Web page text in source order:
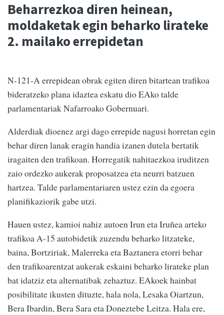
Beharrezkoa diren heinean,
moldaketak egin beharko lirateke
2. mailako errepidetan
N-121-A errepidean obrak egiten diren bitartean trafikoa
bideratzeko plana idaztea eskatu dio EAko talde
parlamentariak Nafarroako Gobernuari.
Alderdiak dioenez argi dago errepide nagusi horretan egin
behar diren lanak eragin handia izanen dutela bertatik
iragaiten den trafikoan. Horregatik nahitaezkoa iruditzen
zaio ordezko aukerak proposatzea eta neurri batzuen
hartzea. Talde parlamentariaren ustez ezin da egoera
planifikaziorik gabe utzi.
Hauen ustez, kamioi nahiz autoen Irun eta Iruñea arteko
trafikoa A-15 autobidetik zuzendu beharko litzateke,
baina, Bortziriak, Malerreka eta Baztanera etorri behar
den trafikoarentzat aukerak eskaini beharko lirateke plan
bat idatziz eta alternatibak zehaztuz. EAkoek hainbat
posibilitate ikusten dituzte, hala nola, Lesaka Oiartzun,
Bera Ibardin, Bera Sara eta Doneztebe Leitza. Hala ere,